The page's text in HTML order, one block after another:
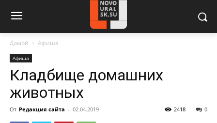
Домой Афиша
Афиша
Кладбище домашних
животных
От Редакция сайта - 02.04.2019 0
2418